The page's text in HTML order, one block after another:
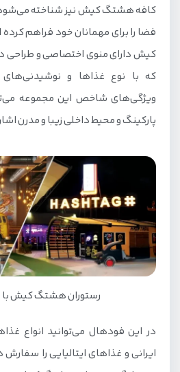
کافه هشتگ کیش نیز شناخته می‌شود،
فضا را برای مهمانان خود فراهم
کیش دارای منوی اختصاصی و طراحی
که با نوع غذاها و
ویژگی‌های شاخص این مجموعه
پارکینگ و محیط داخلی زیبا و مدرن
رستوران هشتگ کیش با
در این فودهال می‌توانید انواع
ایرانی و غذاهای ایتالیایی را